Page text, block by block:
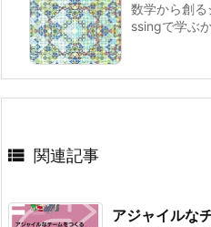
数学から創
ssingで学ぶ
 関連記事
アジャイルな